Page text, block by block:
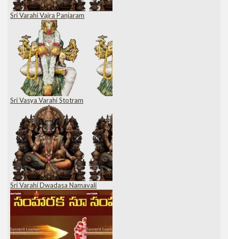
Sri Varahi Vajra Panjaram
Sri Vasya Varahi Stotram
Sri Varahi Dwadasa Namavali